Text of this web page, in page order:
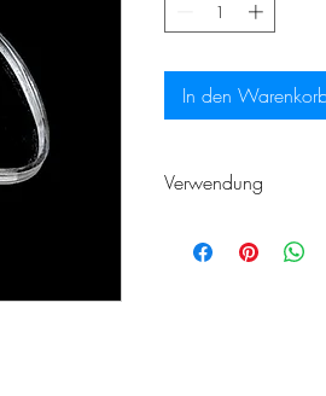
In den
Verwendung
als auch als